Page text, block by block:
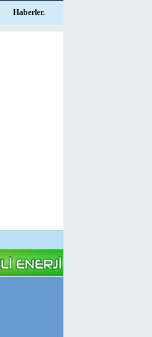
Haberler.